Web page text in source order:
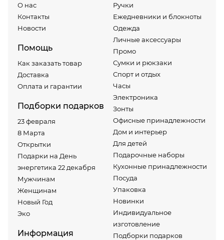
О нас
Контакты
Новости
Помощь
Как заказать товар
Доставка
Оплата и гарантии
Подборки подарков
23 февраля
8 Марта
Открытки
Подарки на День
энергетика 22 декабря
Мужчинам
Женщинам
Новый Год
Эко
Информация
Ручки
Ежедневники и блокноты
Одежда
Личные аксессуары
Промо
Сумки и рюкзаки
Спорт и отдых
Часы
Электроника
Зонты
Офисные принадлежности
Дом и интерьер
Для детей
Подарочные наборы
Кухонные принадлежности
Посуда
Упаковка
Новинки
Индивидуальное
изготовление
Подборки подарков